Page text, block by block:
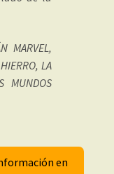
MARVEL,
LA
MUNDOS
en